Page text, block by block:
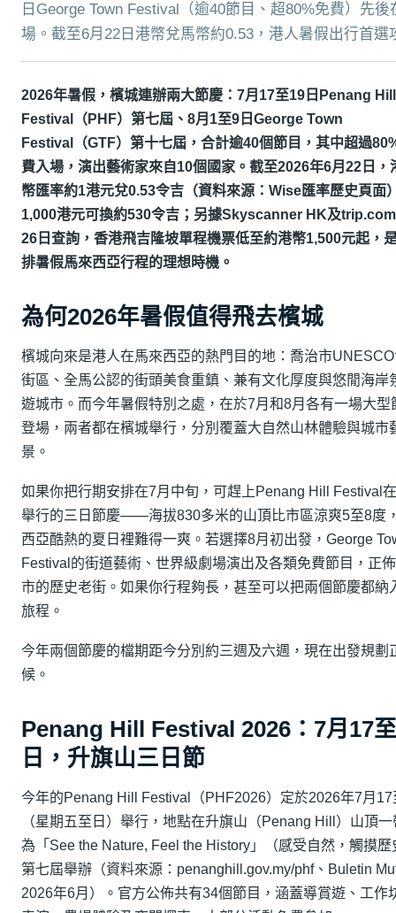
日George Town Festival（逾40節目、超80%免費）先後
場。截至6月22日港幣兌馬幣約0.53，港人暑假出行首選
2026年暑假，檳城連辦兩大節慶：7月17至19日Penang Hill
Festival（PHF）第七屆、8月1至9日George Town
Festival（GTF）第十七屆，合計逾40個節目，其中超過
費入場，演出藝術家來自10個國家。截至2026年6月22日，
幣匯率約1港元兌0.53令吉（資料來源：Wise匯率歷史頁面
1,000港元可換約530令吉；另據Skyscanner HK及
26日查詢，香港飛吉隆坡單程機票低至約港幣1,500元起，
排暑假馬來西亞行程的理想時機。
為何2026年暑假值得飛去檳城
檳城向來是港人在馬來西亞的熱門目的地：喬治市
街區、全馬公認的街頭美食重鎮、兼有文化厚度與悠閒海岸
遊城市。而今年暑假特別之處，在於7月和8月各有一場大型
登場，兩者都在檳城舉行，分別覆蓋大自然山林體驗與城市
景。
如果你把行期安排在7月中旬，可趕上Penang Hill Festival
舉行的三日節慶——海拔830多米的山頂比市區涼爽5至8度
西亞酷熱的夏日裡難得一爽。若選擇8月初出發，George
Festival的街道藝術、世界級劇場演出及各類免費節目，正
市的歷史老街。如果你行程夠長，甚至可以把兩個節慶都納
旅程。
今年兩個節慶的檔期距今分別約三週及六週，現在出發規劃
候。
Penang Hill Festival 2026：7月17
日，升旗山三日節
今年的Penang Hill Festival（PHF2026）定於2026年7月17
（星期五至日）舉行，地點在升旗山（Penang Hill）山頂
為「See the Nature, Feel the History」（感受自然，觸摸歷
第七屆舉辦（資料來源：penanghill.gov.my/phf、Buletin
2026年6月）。官方公佈共有34個節目，涵蓋導賞遊、工作